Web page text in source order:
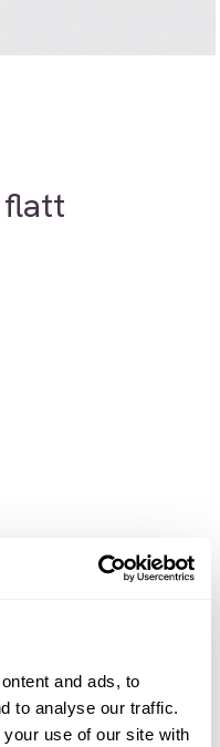
and ads, to
to analyse our traffic.
use of our site with
flatt
rengjøres grundig,